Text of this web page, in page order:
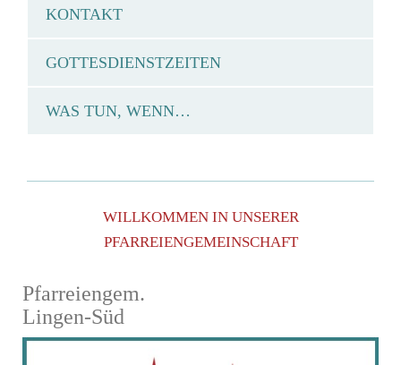
KONTAKT
GOTTESDIENSTZEITEN
WAS TUN, WENN…
WILLKOMMEN IN UNSERER
PFARREIENGEMEINSCHAFT
Pfarreiengem.
Lingen-Süd